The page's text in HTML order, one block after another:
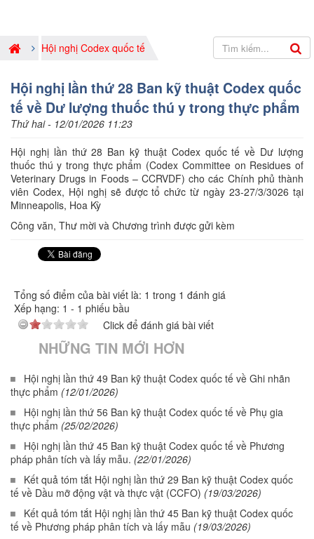
Hội nghị Codex quốc tế
Hội nghị lần thứ 28 Ban kỹ thuật Codex quốc
tế về Dư lượng thuốc thú y trong thực phẩm
Thứ hai - 12/01/2026 11:23
Hội nghị lần thứ 28 Ban kỹ thuật Codex quốc tế về Dư lượng
thuốc thú y trong thực phẩm (Codex Committee on Residues of
Veterinary Drugs in Foods – CCRVDF) cho các Chính phủ thành
viên Codex, Hội nghị sẽ được tổ chức từ ngày 23-27/3/3026 tại
Minneapolis, Hoa Kỳ
Công văn, Thư mời và Chương trình được gửi kèm
Tổng số điểm của bài viết là: 1 trong 1 đánh giá
Xếp hạng: 1 - 1 phiếu bầu
Click để đánh giá bài viết
NHỮNG TIN MỚI HƠN
Hội nghị lần thứ 49 Ban kỹ thuật Codex quốc tế về Ghi nhãn
thực phẩm (12/01/2026)
Hội nghị lần thứ 56 Ban kỹ thuật Codex quốc tế về Phụ gia
thực phẩm (25/02/2026)
Hội nghị lần thứ 45 Ban kỹ thuật Codex quốc tế về Phương
pháp phân tích và lấy mẫu. (22/01/2026)
Kết quả tóm tắt Hội nghị lần thứ 29 Ban kỹ thuật Codex quốc
tế về Dầu mỡ động vật và thực vật (CCFO) (19/03/2026)
Kết quả tóm tắt Hội nghị lần thứ 45 Ban kỹ thuật Codex quốc
tế về Phương pháp phân tích và lấy mẫu (19/03/2026)